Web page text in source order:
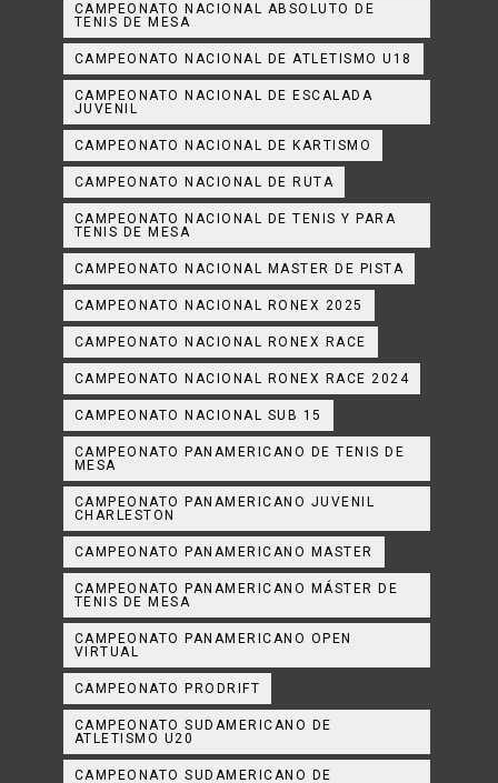
CAMPEONATO NACIONAL ABSOLUTO DE
TENIS DE MESA
CAMPEONATO NACIONAL DE ATLETISMO U18
CAMPEONATO NACIONAL DE ESCALADA
JUVENIL
CAMPEONATO NACIONAL DE KARTISMO
CAMPEONATO NACIONAL DE RUTA
CAMPEONATO NACIONAL DE TENIS Y PARA
TENIS DE MESA
CAMPEONATO NACIONAL MASTER DE PISTA
CAMPEONATO NACIONAL RONEX 2025
CAMPEONATO NACIONAL RONEX RACE
CAMPEONATO NACIONAL RONEX RACE 2024
CAMPEONATO NACIONAL SUB 15
CAMPEONATO PANAMERICANO DE TENIS DE
MESA
CAMPEONATO PANAMERICANO JUVENIL
CHARLESTON
CAMPEONATO PANAMERICANO MASTER
CAMPEONATO PANAMERICANO MÁSTER DE
TENIS DE MESA
CAMPEONATO PANAMERICANO OPEN
VIRTUAL
CAMPEONATO PRODRIFT
CAMPEONATO SUDAMERICANO DE
ATLETISMO U20
CAMPEONATO SUDAMERICANO DE